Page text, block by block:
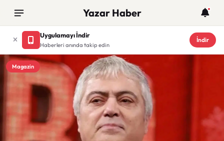
Yazar Haber
Uygulamayı İndir
Haberleri anında takip edin
İndir
Magazin